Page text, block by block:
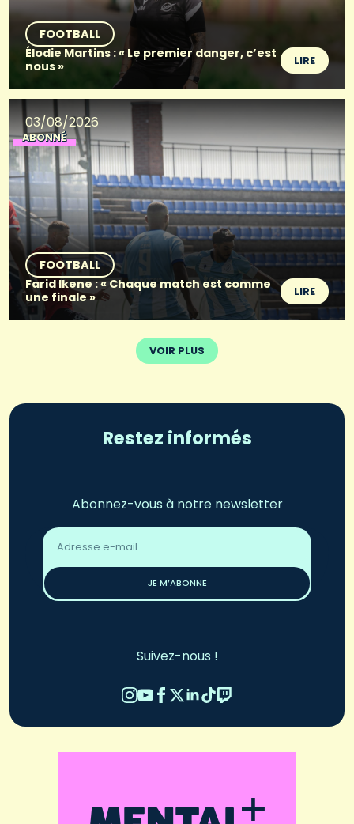
FOOTBALL
Élodie Martins : « Le premier danger, c’est
nous »
LIRE
03/08/2026
ABONNÉ
FOOTBALL
Farid Ikene : « Chaque match est comme
une finale »
LIRE
VOIR PLUS
Restez informés
Abonnez-vous à notre newsletter
Adresse
email
JE M’ABONNE
Suivez-nous !